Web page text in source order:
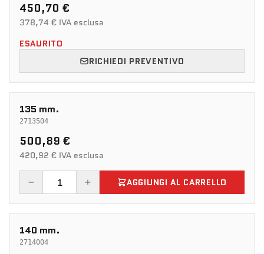
450,70 €
378,74 € IVA esclusa
ESAURITO
RICHIEDI PREVENTIVO
135 mm.
2713504
500,89 €
420,92 € IVA esclusa
AGGIUNGI AL CARRELLO
140 mm.
2714004